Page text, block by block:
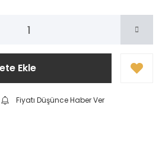
Ekle
Fiyatı Düşünce Haber Ver